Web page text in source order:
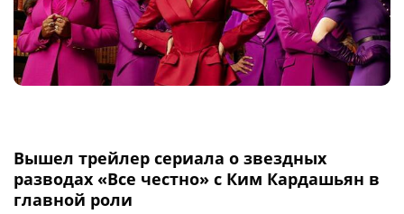
Вышел трейлер сериала о звездных
разводах «Все честно» с Ким Кардашьян в
главной роли